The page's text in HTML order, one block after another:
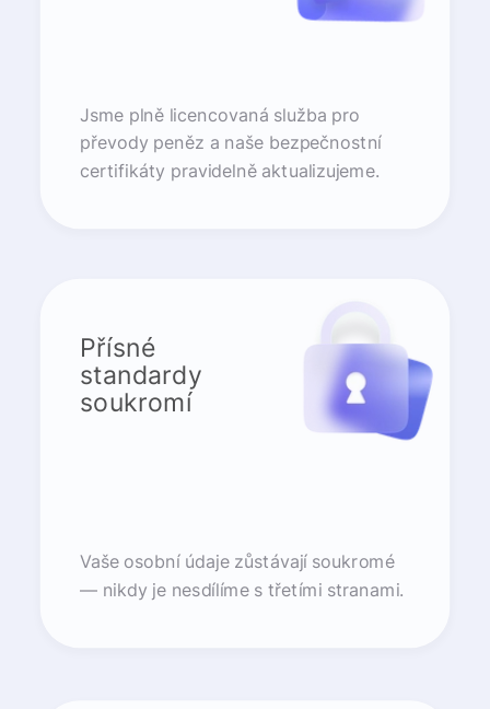
Jsme plně licencovaná služba pro
převody peněz a naše bezpečnostní
certifikáty pravidelně aktualizujeme.
Přísné
standardy
soukromí
Vaše osobní údaje zůstávají soukromé
— nikdy je nesdílíme s třetími stranami.